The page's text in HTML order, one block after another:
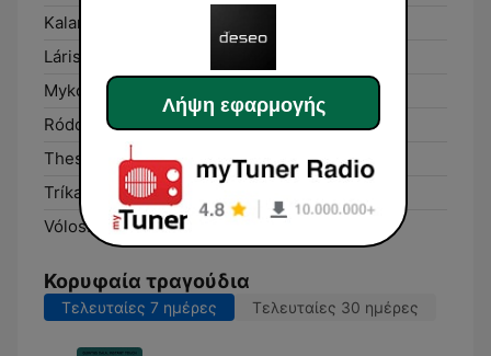
Kalamáta:
Lárisa:
Mykonos:
Ródos:
Online
Thessaloníki: Online
Tríkala:
Online
Vólos:
Online
Κορυφαία τραγούδια
Τελευταίες 7 ημέρες Τελευταίες 30 ημέρες
Λήψη εφαρμογής